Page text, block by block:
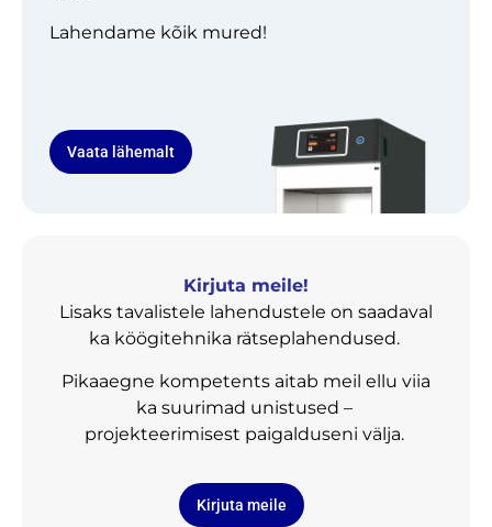
Lahendame kõik mured!
Vaata lähemalt
Kirjuta meile!
Lisaks tavalistele lahendustele on saadaval
ka köögitehnika rätseplahendused.
Pikaaegne kompetents aitab meil ellu viia
ka suurimad unistused –
projekteerimisest paigalduseni välja.
Kirjuta meile